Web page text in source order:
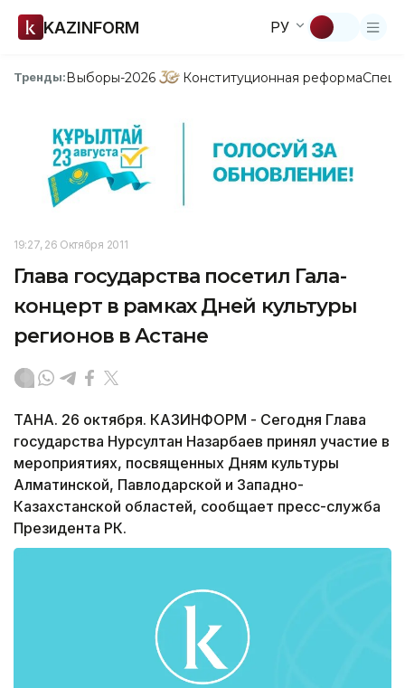
KAZINFORM РУ
Тренды:Выборы-2026 Конституционная реформа
19:27, 26 Октября 2011
Глава государства посетил Гала-
концерт в рамках Дней культуры
регионов в Астане
ТАНА. 26 октября. КАЗИНФОРМ - Сегодня Глава
государства Нурсултан Назарбаев принял участие в
мероприятиях, посвященных Дням культуры
Алматинской, Павлодарской и Западно-
Казахстанской областей, сообщает пресс-служба
Президента РК.